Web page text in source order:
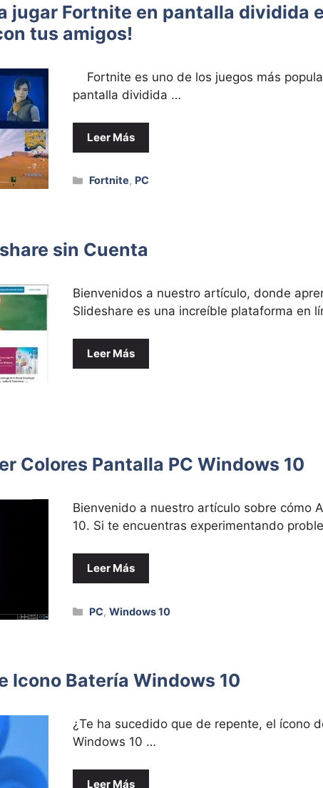
jugar Fortnite en pantalla dividida
tus amigos!
Fortnite es uno de los juegos más
pantalla dividida …
Leer Más
Categorías
Fortnite, PC
sin Cuenta
Bienvenidos a nuestro⁢ artículo, ⁢donde
Slideshare es una increíble plataforma en
Leer Más
Colores Pantalla PC Windows 10
Bienvenido a ⁢nuestro artículo sobre ‍cómo
10.⁢ Si te encuentras experimentando
Leer Más
Categorías
PC,Windows 10
Icono Batería Windows 10
¿Te⁤ ha⁢ sucedido que de repente,‍ el ícono​
Windows ⁢10⁤ …
Leer Más